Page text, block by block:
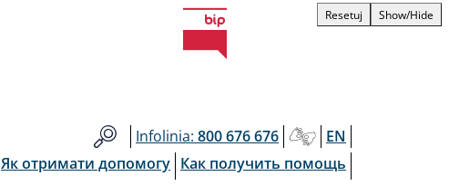
Resetuj Show/Hide
Infolinia: 800 676 676
EN
Як отримати допомогу Как получить помощь